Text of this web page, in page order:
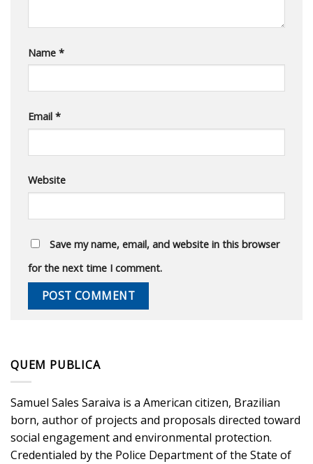
Name *
Email *
Website
Save my name, email, and website in this browser
for the next time I comment.
QUEM PUBLICA
Samuel Sales Saraiva is a American citizen, Brazilian
born, author of projects and proposals directed toward
social engagement and environmental protection.
Credentialed by the Police Department of the State of